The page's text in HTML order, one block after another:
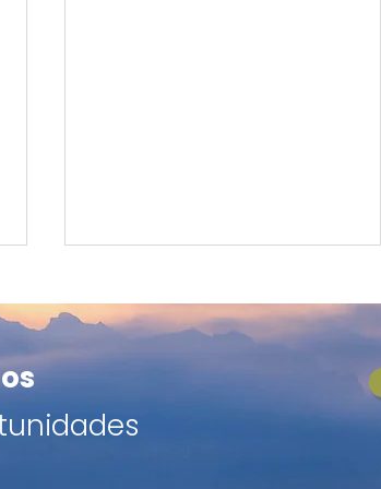
Cobre en máximos
históricos hunde al dólar y
aviva optimismo en Chile
El cobre supera USD 6,67 la
en un día. Wall Street en
máximos históricos y la Fed